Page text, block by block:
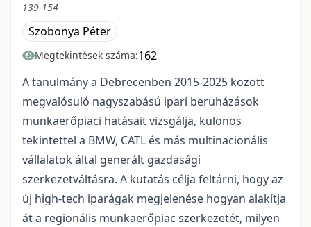
139-154
Szobonya Péter
Megtekintések száma:162
A tanulmány a Debrecenben 2015-2025 között
megvalósuló nagyszabású ipari beruházások
munkaerőpiaci hatásait vizsgálja, különös
tekintettel a BMW, CATL és más multinacionális
vállalatok által generált gazdasági
szerkezetváltásra. A kutatás célja feltárni, hogy az
új high-tech iparágak megjelenése hogyan alakítja
át a regionális munkaerőpiac szerkezetét, milyen